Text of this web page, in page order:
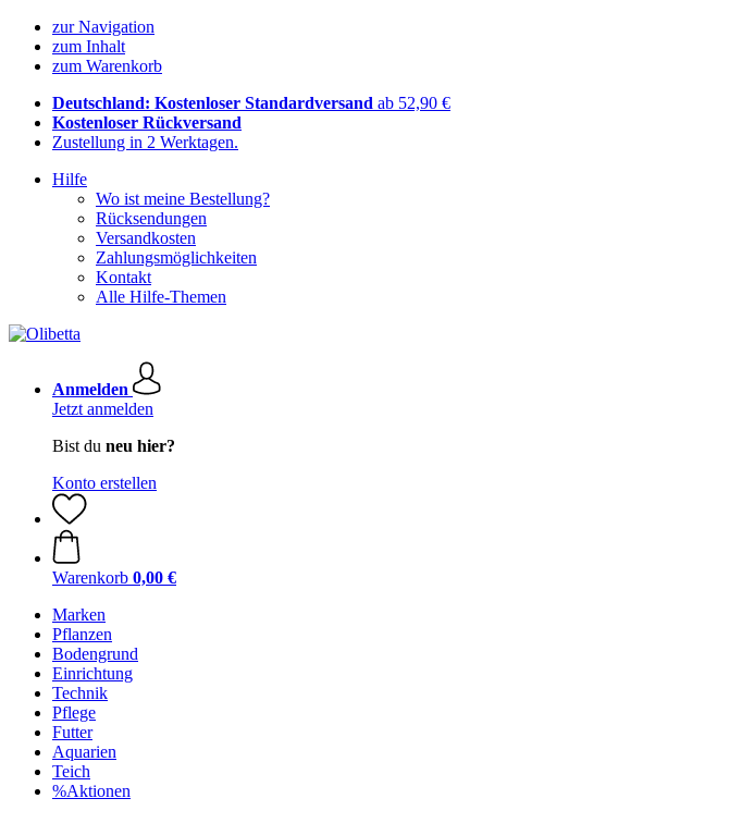
zur Navigation
zum Inhalt
zum Warenkorb
Deutschland: Kostenloser Standardversand ab 52,90 €
Kostenloser Rückversand
Zustellung in 2 Werktagen.
Hilfe
Wo ist meine Bestellung?
Rücksendungen
Versandkosten
Zahlungsmöglichkeiten
Kontakt
Alle Hilfe-Themen
Anmelden
Jetzt anmelden
Bist du neu hier?
Konto erstellen
Warenkorb 0,00 €
Marken
Pflanzen
Bodengrund
Einrichtung
Technik
Pflege
Futter
Aquarien
Teich
%Aktionen